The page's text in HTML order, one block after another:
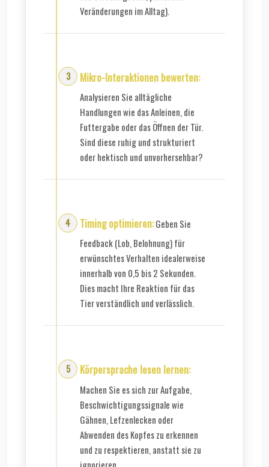
Veränderungen im Alltag).
Mikro-Interaktionen bewerten:
Analysieren Sie alltägliche
Handlungen wie das Anleinen, die
Futtergabe oder das Öffnen der Tür.
Sind diese ruhig und strukturiert
oder hektisch und unvorhersehbar?
Timing optimieren:Geben Sie
Feedback (Lob, Belohnung) für
erwünschtes Verhalten idealerweise
innerhalb von 0,5 bis 2 Sekunden.
Dies macht Ihre Reaktion für das
Tier verständlich und verlässlich.
Körpersprache lesen lernen:
Machen Sie es sich zur Aufgabe,
Beschwichtigungssignale wie
Gähnen, Lefzenlecken oder
Abwenden des Kopfes zu erkennen
und zu respektieren, anstatt sie zu